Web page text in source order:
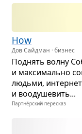
How
Дов Сайдман · бизнес
Под­нять волну
и мак­си­мально
людьми,
и вооду­ше­вить...
Партнёрский пересказ